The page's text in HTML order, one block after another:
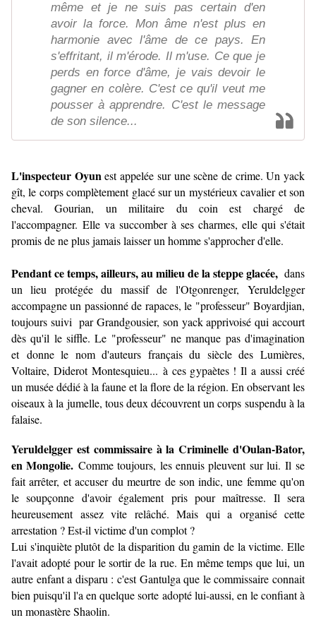
même et je ne suis pas certain d'en
avoir la force. Mon âme n'est plus en
harmonie avec l'âme de ce pays. En
s'effritant, il m'érode. Il m'use. Ce que je
perds en force d'âme, je vais devoir le
gagner en colère. C'est ce qu'il veut me
pousser à apprendre. C'est le message
de son silence...
L'inspecteur Oyunest appelée sur une scène de crime. Un yack
gît, le corps complètement glacé sur un mystérieux cavalier et son
cheval. Gourian, un militaire du coin est chargé de
l'accompagner. Elle va succomber à ses charmes, elle qui s'était
promis de ne plus jamais laisser un homme s'approcher d'elle.
Pendant ce temps, ailleurs, au milieu de la steppe glacée, dans
un lieu protégée du massif de l'Otgonrenger, Yeruldelgger
accompagne un passionné de rapaces, le "professeur" Boyardjian,
toujours suivi par Grandgousier, son yack apprivoisé qui accourt
dès qu'il le siffle. Le "professeur" ne manque pas d'imagination
et donne le nom d'auteurs français du siècle des Lumières,
Voltaire, Diderot Montesquieu... à ces gypaètes ! Il a aussi créé
un musée dédié à la faune et la flore de la région. En observant les
oiseaux à la jumelle, tous deux découvrent un corps suspendu à la
falaise.
Yeruldelgger est commissaire à la Criminelle d'Oulan-Bator,
en Mongolie. Comme toujours, les ennuis pleuvent sur lui. Il se
fait arrêter, et accuser du meurtre de son indic, une femme qu'on
le soupçonne d'avoir également pris pour maîtresse. Il sera
heureusement assez vite relâché. Mais qui a organisé cette
arrestation ? Est-il victime d'un complot ?
Lui s'inquiète plutôt de la disparition du gamin de la victime. Elle
l'avait adopté pour le sortir de la rue. En même temps que lui, un
autre enfant a disparu : c'est Gantulga que le commissaire connait
bien puisqu'il l'a en quelque sorte adopté lui-aussi, en le confiant à
un monastère Shaolin.